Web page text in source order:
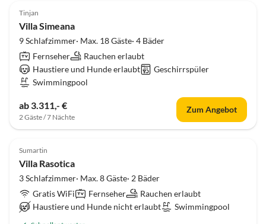
Tinjan
Villa Simeana
9 Schlafzimmer· Max. 18 Gäste· 4 Bäder
Fernseher
Rauchen erlaubt
Haustiere und Hunde erlaubt
Geschirrspüler
Swimmingpool
ab 3.311,- €
2 Gäste / 7 Nächte
Zum Angebot
Sumartin
Villa Rasotica
3 Schlafzimmer· Max. 8 Gäste· 2 Bäder
Gratis WiFi
Fernseher
Rauchen erlaubt
Haustiere und Hunde nicht erlaubt
Swimmingpool